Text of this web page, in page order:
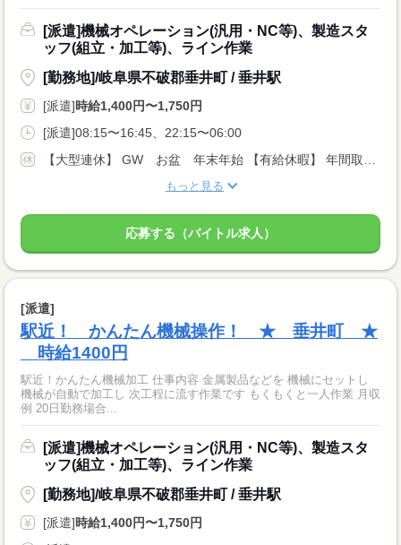
[派遣]機械オペレーション(汎用・NC等)、製造スタ
ッフ(組立・加工等)、ライン作業
[勤務地]/岐阜県不破郡垂井町 / 垂井駅
[派遣]時給1,400円〜1,750円
[派遣]08:15〜16:45、22:15〜06:00
【大型連休】 GW お盆 年末年始 【有給休暇】 年間取得日数10日 ※派遣先企業のカレンダーあります
もっと見る
応募する（バイトル求人）
[派遣]
駅近！ かんたん機械操作！ ★ 垂井町 ★
時給1400円
駅近！かんたん機械加工 仕事内容 金属製品などを 機械にセットし
機械が自動で加工し 次工程に流す作業です もくもくと一人作業 月収
例 20日勤務場合...
[派遣]機械オペレーション(汎用・NC等)、製造スタ
ッフ(組立・加工等)、ライン作業
[勤務地]/岐阜県不破郡垂井町 / 垂井駅
[派遣]時給1,400円〜1,750円